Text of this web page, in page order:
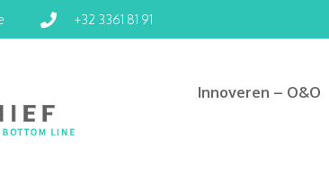
+32 3361 81 91
Innoveren – O&O